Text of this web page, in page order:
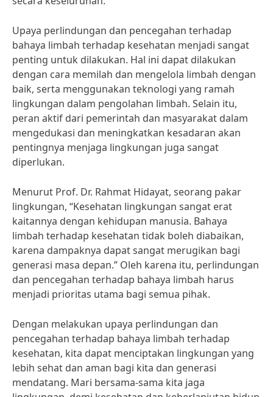
Upaya perlindungan dan pencegahan terhadap
bahaya limbah terhadap kesehatan menjadi sangat
penting untuk dilakukan. Hal ini dapat dilakukan
dengan cara memilah dan mengelola limbah dengan
baik, serta menggunakan teknologi yang ramah
lingkungan dalam pengolahan limbah. Selain itu,
peran aktif dari pemerintah dan masyarakat dalam
mengedukasi dan meningkatkan kesadaran akan
pentingnya menjaga lingkungan juga sangat
diperlukan.
Menurut Prof. Dr. Rahmat Hidayat, seorang pakar
lingkungan, “Kesehatan lingkungan sangat erat
kaitannya dengan kehidupan manusia. Bahaya
limbah terhadap kesehatan tidak boleh diabaikan,
karena dampaknya dapat sangat merugikan bagi
generasi masa depan.” Oleh karena itu, perlindungan
dan pencegahan terhadap bahaya limbah harus
menjadi prioritas utama bagi semua pihak.
Dengan melakukan upaya perlindungan dan
pencegahan terhadap bahaya limbah terhadap
kesehatan, kita dapat menciptakan lingkungan yang
lebih sehat dan aman bagi kita dan generasi
mendatang. Mari bersama-sama kita jaga